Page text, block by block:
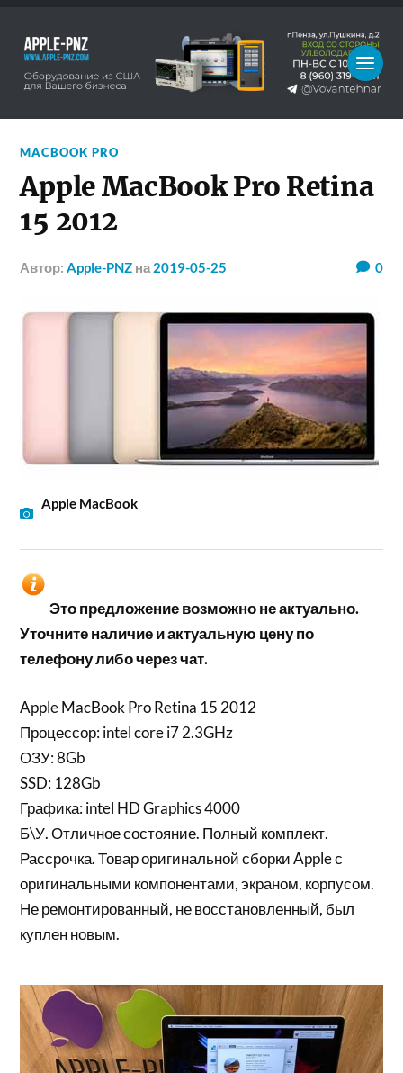
MACBOOK PRO
Apple MacBook Pro Retina
15 2012
Автор:Apple-PNZ на 2019-05-25 0
Apple MacBook
Это предложение возможно не актуально.
Уточните наличие и актуальную цену по
телефону либо через чат.
Apple MacBook Pro Retina 15 2012
Процессор: intel core i7 2.3GHz
ОЗУ: 8Gb
SSD: 128Gb
Графика: intel HD Graphics 4000
Б\У. Отличное состояние. Полный комплект.
Рассрочка. Товар оригинальной сборки Apple с
оригинальными компонентами, экраном, корпусом.
Не ремонтированный, не восстановленный, был
куплен новым.